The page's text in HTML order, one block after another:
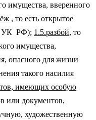
имущества, вверенного
, то есть открытое
УК РФ); 1.5.разбой, то
имущества,
опасного для жизни
такого насилия
имеющих особую
или документов,
художественную